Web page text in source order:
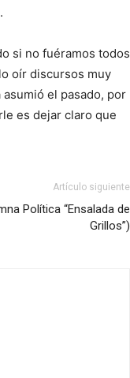
si no fuéramos todos
oír discursos muy
el pasado, por
es dejar claro que
Artículo siguiente
Política “Ensalada de
Grillos”)